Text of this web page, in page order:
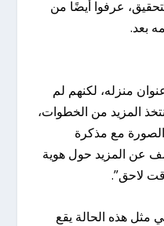
عرفوا أيضًا من
بعد.
منزله، لكنهم لم
المزيد من الخطوات،
مع مذكرة
عن المزيد حول هوية
لاحق”.
مثل هذه الحالة يقع